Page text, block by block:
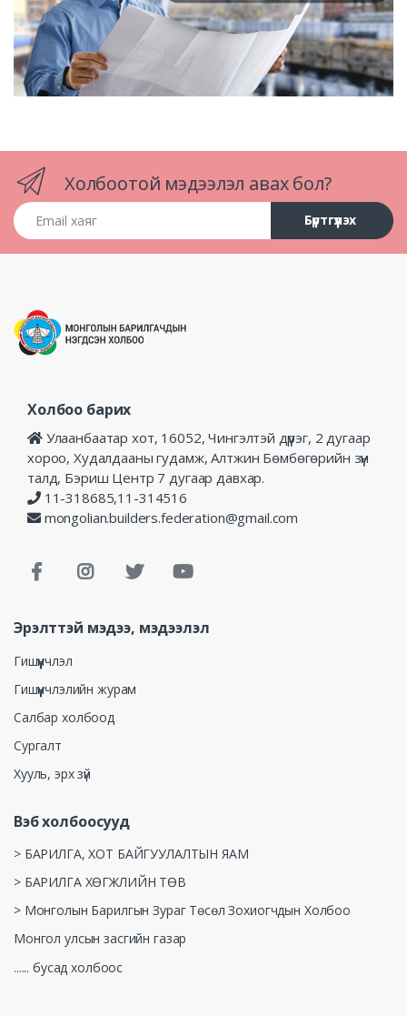
Холбоотой мэдээлэл авах бол?
Email хаяг
Бүртгүүлэх
Холбоо барих
Улаанбаатар хот, 16052, Чингэлтэй дүүрэг, 2 дугаар
хороо, Худалдааны гудамж, Алтжин Бөмбөгөрийн зүүн
талд, Бэриш Центр 7 дугаар давхар.
11-318685,11-314516
mongolian.builders.federation@gmail.com
Эрэлттэй мэдээ, мэдээлэл
Гишүүнчлэл
Гишүүнчлэлийн журам
Салбар холбоод
Сургалт
Хууль, эрх зүй
Вэб холбоосууд
> БАРИЛГА, ХОТ БАЙГУУЛАЛТЫН ЯАМ
> БАРИЛГА ХӨГЖЛИЙН ТӨВ
> Монголын Барилгын Зураг Төсөл Зохиогчдын Холбоо
Монгол улсын засгийн газар
...... бусад холбоос